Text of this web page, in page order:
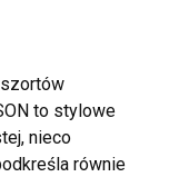
to stylowe
nieco
równie